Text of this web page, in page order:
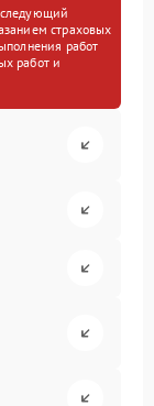
страховых
работ
работ и